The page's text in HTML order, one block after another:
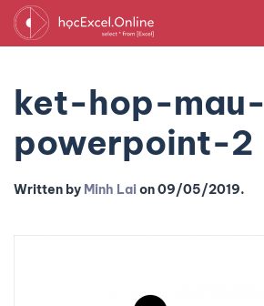
ket-hop-mau-
powerpoint-2
Written by Minh Laion09/05/2019.